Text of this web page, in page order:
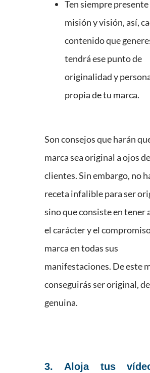
Ten siempre
misión y visión, así,
contenido que
tendrá ese punto de
originalidad y
propia de tu marca.
Son consejos que harán
marca sea original a ojos
clientes. Sin embargo, no
receta infalible para ser
sino que consiste en tener
el carácter y el
marca en todas sus
manifestaciones. De este
conseguirás ser original,
genuina.
3. Aloja tus